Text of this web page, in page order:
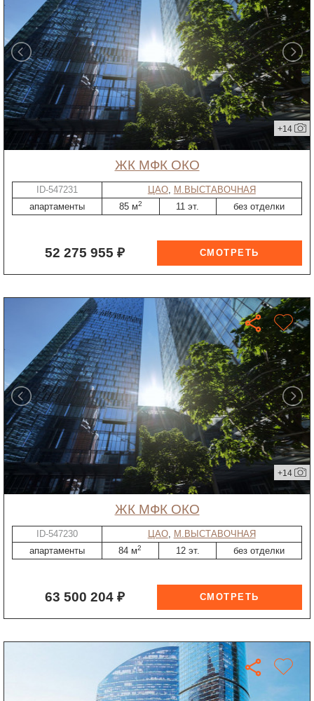
+14
ЖК МФК ОКО
ID-547231 ЦАО, М.ВЫСТАВОЧНАЯ
апартаменты
85 м2 11 эт. без отделки
52 275 955 ₽
+14
ЖК МФК ОКО
ID-547230 ЦАО, М.ВЫСТАВОЧНАЯ
апартаменты
84 м2 12 эт. без отделки
63 500 204 ₽